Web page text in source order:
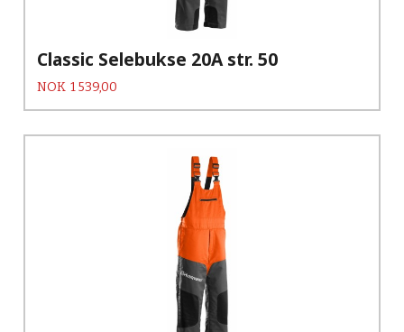
Classic Selebukse 20A str. 50
Pris
NOK 1 539,00